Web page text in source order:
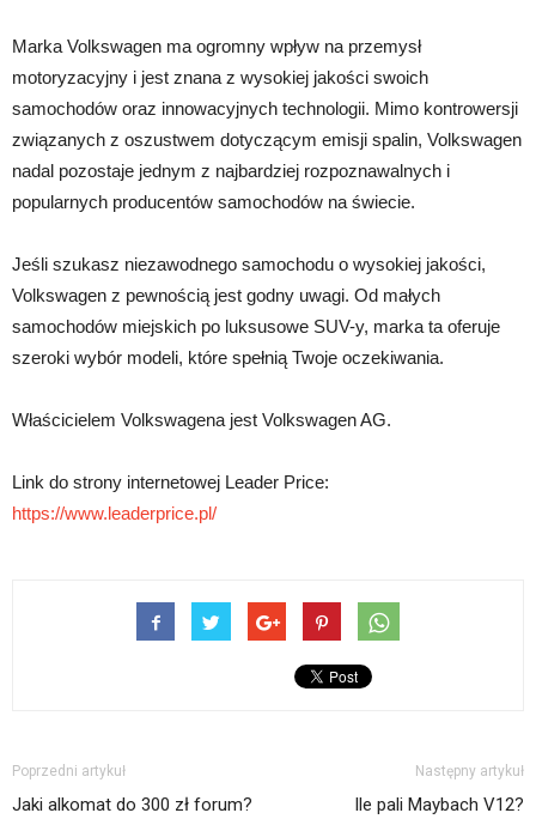
Marka Volkswagen ma ogromny wpływ na przemysł
motoryzacyjny i jest znana z wysokiej jakości swoich
samochodów oraz innowacyjnych technologii. Mimo kontrowersji
związanych z oszustwem dotyczącym emisji spalin, Volkswagen
nadal pozostaje jednym z najbardziej rozpoznawalnych i
popularnych producentów samochodów na świecie.
Jeśli szukasz niezawodnego samochodu o wysokiej jakości,
Volkswagen z pewnością jest godny uwagi. Od małych
samochodów miejskich po luksusowe SUV-y, marka ta oferuje
szeroki wybór modeli, które spełnią Twoje oczekiwania.
Właścicielem Volkswagena jest Volkswagen AG.
Link do strony internetowej Leader Price:
https://www.leaderprice.pl/
Poprzedni artykuł
Jaki alkomat do 300 zł forum?
Następny artykuł
Ile pali Maybach V12?